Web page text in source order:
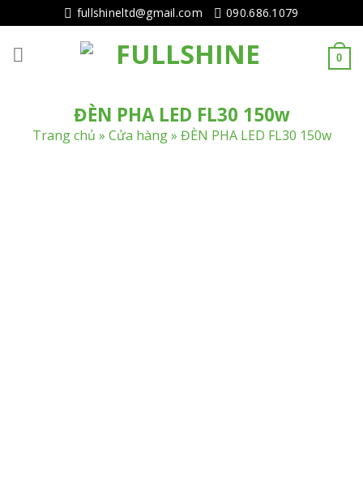
tục
tới
fullshineltd@gmail.com 090.686.1079
0
ĐÈN PHA LED FL30 150w
Trang chủ » Cửa hàng» ĐÈN PHA LED FL30 150w